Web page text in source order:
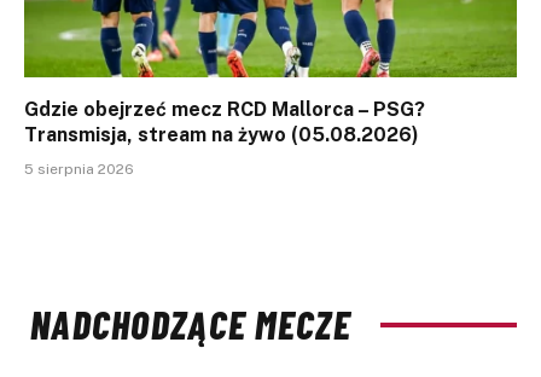
Gdzie obejrzeć mecz RCD Mallorca – PSG?
Transmisja, stream na żywo (05.08.2026)
5 sierpnia 2026
NADCHODZĄCE MECZE